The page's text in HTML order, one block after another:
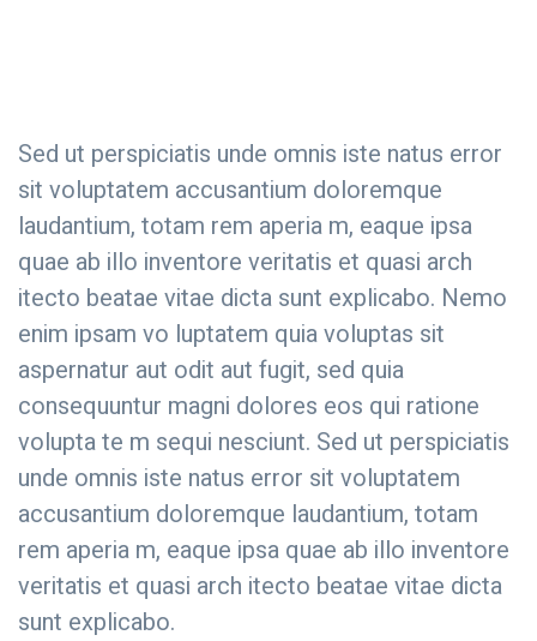
Sed ut perspiciatis unde omnis iste natus error
sit voluptatem accusantium doloremque
laudantium, totam rem aperia m, eaque ipsa
quae ab illo inventore veritatis et quasi arch
itecto beatae vitae dicta sunt explicabo. Nemo
enim ipsam vo luptatem quia voluptas sit
aspernatur aut odit aut fugit, sed quia
consequuntur magni dolores eos qui ratione
volupta te m sequi nesciunt. Sed ut perspiciatis
unde omnis iste natus error sit voluptatem
accusantium doloremque laudantium, totam
rem aperia m, eaque ipsa quae ab illo inventore
veritatis et quasi arch itecto beatae vitae dicta
sunt explicabo.